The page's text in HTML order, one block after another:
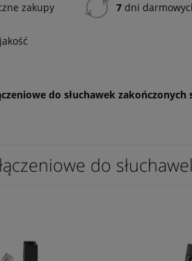
zakupy 7 dni
jakość
do słuchawek
do